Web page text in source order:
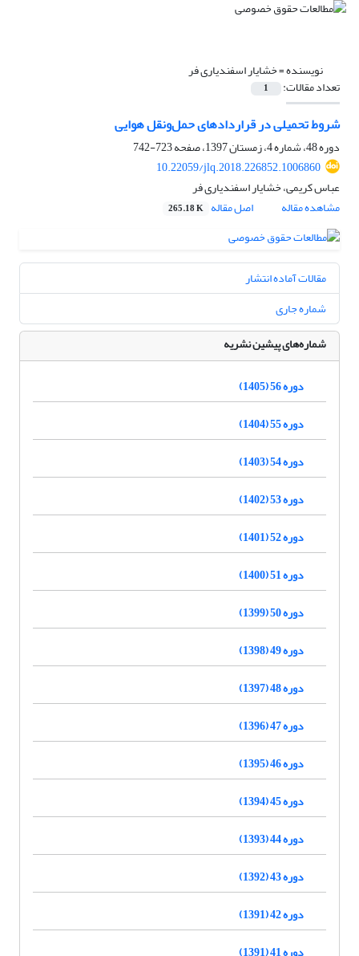
نویسنده =خشایار اسفندیاری فر
تعداد مقالات: 1
شروط تحمیلی در قراردادهای حمل‌ونقل هوایی
دوره 48، شماره 4، زمستان 1397، صفحه
723-742
10.22059/jlq.2018.226852.1006860
عباس کریمی، خشایار اسفندیاری فر
مشاهده مقاله
اصل مقاله 265.18 K
مقالات آماده انتشار
شماره جاری
شماره‌های پیشین نشریه
دوره 56 (1405)
دوره 55 (1404)
دوره 54 (1403)
دوره 53 (1402)
دوره 52 (1401)
دوره 51 (1400)
دوره 50 (1399)
دوره 49 (1398)
دوره 48 (1397)
دوره 47 (1396)
دوره 46 (1395)
دوره 45 (1394)
دوره 44 (1393)
دوره 43 (1392)
دوره 42 (1391)